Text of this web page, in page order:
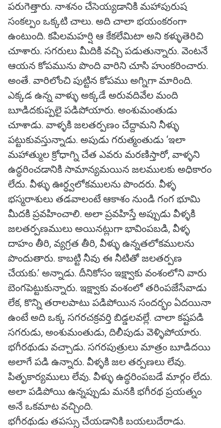
పరుగెత్తారు. నాశనం చేసెయ్యడానికి మహాపురుష
సంకల్పం ఒక్కటి చాలు. అది చాలా భయంకరంగా
ఉంటుంది. కపిలమహర్షి ఆ కేకలేమిటా అని కళ్ళుతెరిచి
చూశారు. సగరులు మీదికి వచ్చి పడుతున్నారు. వెంటనే
ఆయన కోపమును పొంది వారిని చూసి హుంకరించారు.
అంతే. వారిలోంచి పుట్టిన కోపము అగ్నిగా మారింది.
ఎక్కడ ఉన్న వాళ్ళు అక్కడే అరువదివేల మంది
బూడిదకుప్పలై పడిపోయారు. అంశుమంతుడు
చూశాడు. వాళ్ళకి జలతర్పణం చేద్దామని నీళ్ళు
పట్టుకువస్తున్నాడు. అపుడు గరుత్మంతుడు ‘ఇలా
మహాత్ముల క్రోధాగ్ని చేత ఎవరు మరణిస్తారో, వాళ్ళని
ఉద్ధరించడానికి సామాన్యమయిన జలములకు అధికారం
లేదు. వీళ్ళు ఊర్ధ్వలోకములను పొందరు. వీళ్ళ
భస్మరాశులు తడవాలంటే ఆకాశం నుండి గంగ భూమి
మీదకి ప్రవహించాలి. అలా ప్రవహిస్తే అప్పుడు వీళ్ళకి
జలతర్పణములు అయినట్లుగా భావింపబడి, వీళ్ళ
దాహం తీరి, వ్యగ్రత తీరి, వీళ్ళు ఉన్నతలోకములను
పొందుతారు. కాబట్టి నీవు ఈ నీటితో జలతర్పణ
చేయకు.’ అన్నాడు. దీనికోసం ఇక్ష్వాకు వంశంలోని వారు
బెంగపెట్టుకున్నారు. ఇక్ష్వాకు వంశంలో తరింపజేసేవాడు
లేక, కొన్ని తరాలపాటు పడిపోయిన సందర్భం ఏదయినా
ఉంటే అది ఒక్క సగరచక్రవర్తి బిడ్డలవల్లే. చాలా కష్టపడి
సగరుడు, అంశుమంతుడు, దిలీపుడు వెళ్ళిపోయారు.
భగీరథుడు వచ్చాడు. సగరపుత్రులు మాత్రం బూడిదయి
అలాగే పడి ఉన్నారు. వీళ్ళకి జల తర్పణలు లేవు.
పితృకార్యములు లేవు. వీళ్ళు ఉద్ధరింపబడే మార్గం లేదు.
అలా పడిపోయి ఉన్నప్పుడు మనకి భగీరథ ప్రయత్నం
అనే ఒకమాట వచ్చింది.
భగీరథుడు తపస్సు చేయడానికి బయలుదేరాడు.